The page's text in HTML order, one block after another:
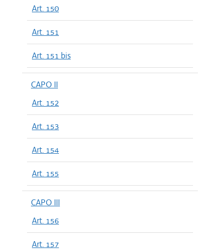
Art. 150
Art. 151
Art. 151 bis
CAPO II
Art. 152
Art. 153
Art. 154
Art. 155
CAPO III
Art. 156
Art. 157